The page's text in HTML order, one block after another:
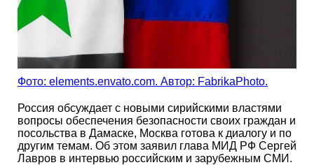
Фото: elements.envato.com. Автор: FabrikaPhoto.
Россия обсуждает с новыми сирийскими властями
вопросы обеспечения безопасности своих граждан и
посольства в Дамаске, Москва готова к диалогу и по
другим темам. Об этом заявил глава МИД РФ Сергей
Лавров в интервью российским и зарубежным СМИ.